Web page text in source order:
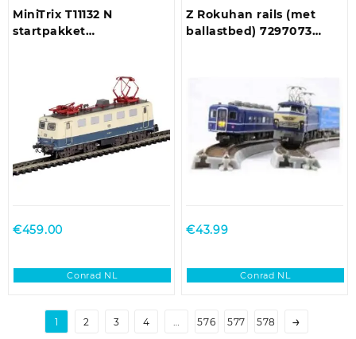
MiniTrix T11132 N
startpakket
€459.00
Conrad NL
Z Rokuhan rails (met
ballastbed) 7297073
€43.99
Conrad NL
1 2 3 4 576 577 578 →